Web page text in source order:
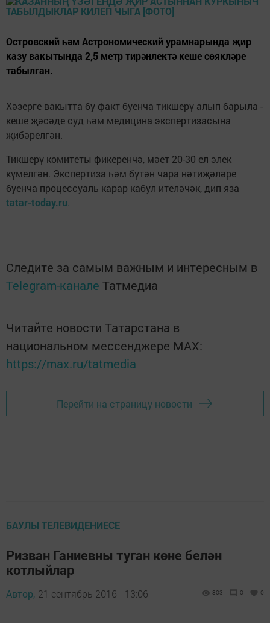
Островский һәм Астрономический урамнарында җир
казу вакытында 2,5 метр тирәнлектә кеше сөякләре
табылган.
Хәзерге вакытта бу факт буенча тикшерү алып барыла -
кеше җәсәде суд һәм медицина экспертизасына
җибәрелгән.
Тикшерү комитеты фикеренчә, мәет 20-30 ел элек
күмелгән. Экспертиза һәм бүтән чара нәтиҗәләре
буенча процессуаль карар кабул ителәчәк, дип яза
tatar-today.ru.
Следите за самым важным и интересным в
Telegram-канале Татмедиа
Читайте новости Татарстана в
национальном мессенджере MАХ:
https://max.ru/tatmedia
Перейти на страницу новости
БАУЛЫ ТЕЛЕВИДЕНИЕСЕ
Ризван Ганиевны туган көне белән
котлыйлар
Автор, 21 сентябрь 2016 - 13:06 803 0 0